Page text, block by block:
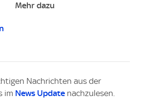
Mehr dazu
Nachrichten aus der
im News Update nachzulesen.